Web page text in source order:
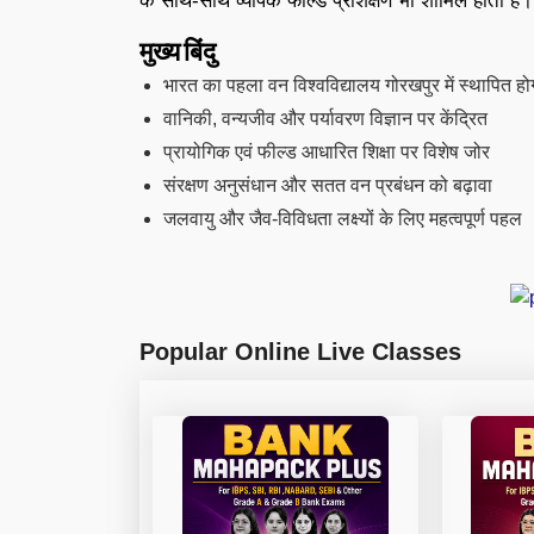
मुख्य बिंदु
भारत का पहला वन विश्वविद्यालय गोरखपुर में स्थापित
वानिकी, वन्यजीव और पर्यावरण विज्ञान पर केंद्रित
प्रायोगिक एवं फील्ड आधारित शिक्षा पर विशेष जोर
संरक्षण अनुसंधान और सतत वन प्रबंधन को बढ़ावा
जलवायु और जैव-विविधता लक्ष्यों के लिए महत्वपूर्ण पहल
Popular Online Live Classes